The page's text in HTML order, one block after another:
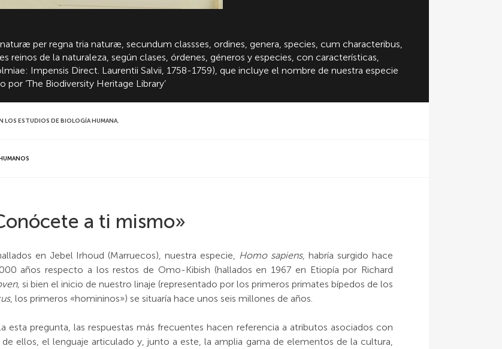
per regna tria naturæ, secundum classses, ordines, genera, species, cum characteribus,
reinos de la naturaleza, según clases, órdenes, géneros y especies, con características,
Impensis Direct. Laurentii Salvii, 1758-1759), que incluye el nombre de nuestra especie
‘The Biodiversity Heritage Library’
LOS ESTUDIOS DE BIOLOGÍA HUMANA,
a ti mismo»
en Jebel Irhoud (Marruecos), nuestra especie, Homo sapiens, habría surgido hace
años respecto a los restos de Omo-Kibish (hallados en 1967 en Etiopía por Richard
si bien el inicio de nuestro linaje (representado por los primeros primates bípedos de los
, los primeros «homininos») se situaría hace unos seis millones de años.
esta pregunta, las respuestas más frecuentes hacen referencia a atributos asociados con
ellos, el lenguaje articulado y, junto a este, la amplia gama de elementos de la cultura,